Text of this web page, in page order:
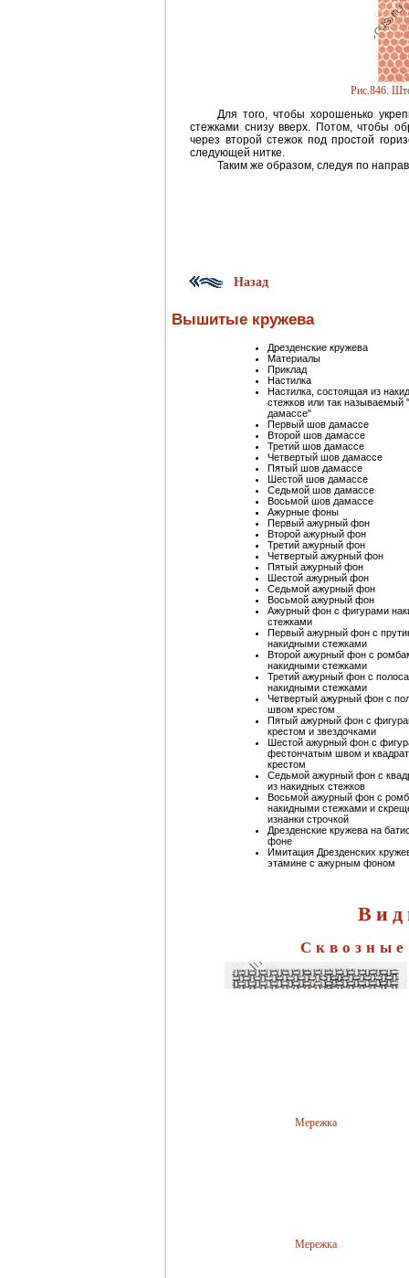
Рис.846.
Для того, чтобы хорошенько
стежками снизу вверх. Потом, чтобы
через второй стежок под простой
следующей нитке.
Таким же образом, следуя по
Назад
Вышитые кружева
Дрезденские кружева
Материалы
Приклад
Настилка
Настилка, состоящая из
стежков или так называемый
дамассе"
Первый шов дамассе
Второй шов дамассе
Третий шов дамассе
Четвертый шов дамассе
Пятый шов дамассе
Шестой шов дамассе
Седьмой шов дамассе
Восьмой шов дамассе
Ажурные фоны
Первый ажурный фон
Второй ажурный фон
Третий ажурный фон
Четвертый ажурный фон
Пятый ажурный фон
Шестой ажурный фон
Седьмой ажурный фон
Восьмой ажурный фон
Ажурный фон с фигурами
стежками
Первый ажурный фон с
накидными стежками
Второй ажурный фон с
накидными стежками
Третий ажурный фон с
накидными стежками
Четвертый ажурный фон с
швом крестом
Пятый ажурный фон с
крестом и звездочками
Шестой ажурный фон с
фестончатым швом и
крестом
Седьмой ажурный фон с
из накидных стежков
Восьмой ажурный фон с
накидными стежками и
изнанки строчкой
Дрезденские кружева на
фоне
Имитация Дрезденских
этамине с ажурным фоном
Мережка
Мережка